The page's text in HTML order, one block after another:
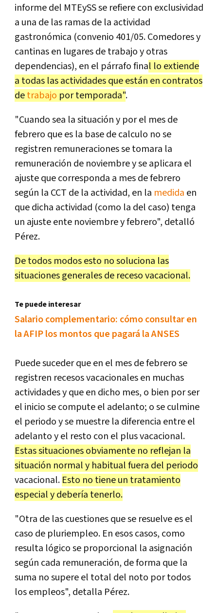
informe del MTEySS se refiere con exclusividad
a una de las ramas de la actividad
gastronómica (convenio 401/05. Comedores y
cantinas en lugares de trabajo y otras
dependencias), en el párrafo final lo extiende
a todas las actividades que están en contratos
detrabajo por temporada".
"Cuando sea la situación y por el mes de
febrero que es la base de calculo no se
registren remuneraciones se tomara la
remuneración de noviembre y se aplicara el
ajuste que corresponda a mes de febrero
según la CCT de la actividad, en la medida en
que dicha actividad (como la del caso) tenga
un ajuste ente noviembre y febrero", detalló
Pérez.
De todos modos esto no soluciona las
situaciones generales de receso vacacional.
Te puede interesar
Salario complementario: cómo consultar en
la AFIP los montos que pagará la ANSES
Puede suceder que en el mes de febrero se
registren recesos vacacionales en muchas
actividades y que en dicho mes, o bien por ser
el inicio se compute el adelanto; o se culmine
el periodo y se muestre la diferencia entre el
adelanto y el resto con el plus vacacional.
Estas situaciones obviamente no reflejan la
situación normal y habitual fuera del periodo
vacacional. Esto no tiene un tratamiento
especial y debería tenerlo.
"Otra de las cuestiones que se resuelve es el
caso de pluriempleo. En esos casos, como
resulta lógico se proporcional la asignación
según cada remuneración, de forma que la
suma no supere el total del noto por todos
los empleos", detalla Pérez.